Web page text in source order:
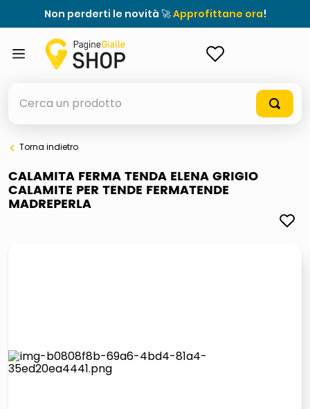
Non perderti le novità 🚀Approfittane ora!
elenchi telefonici
orologio parete
pattumiera raccolta differenziata
Torna indietro
CALAMITA FERMA TENDA ELENA GRIGIO
CALAMITE PER TENDE FERMATENDE
MADREPERLA